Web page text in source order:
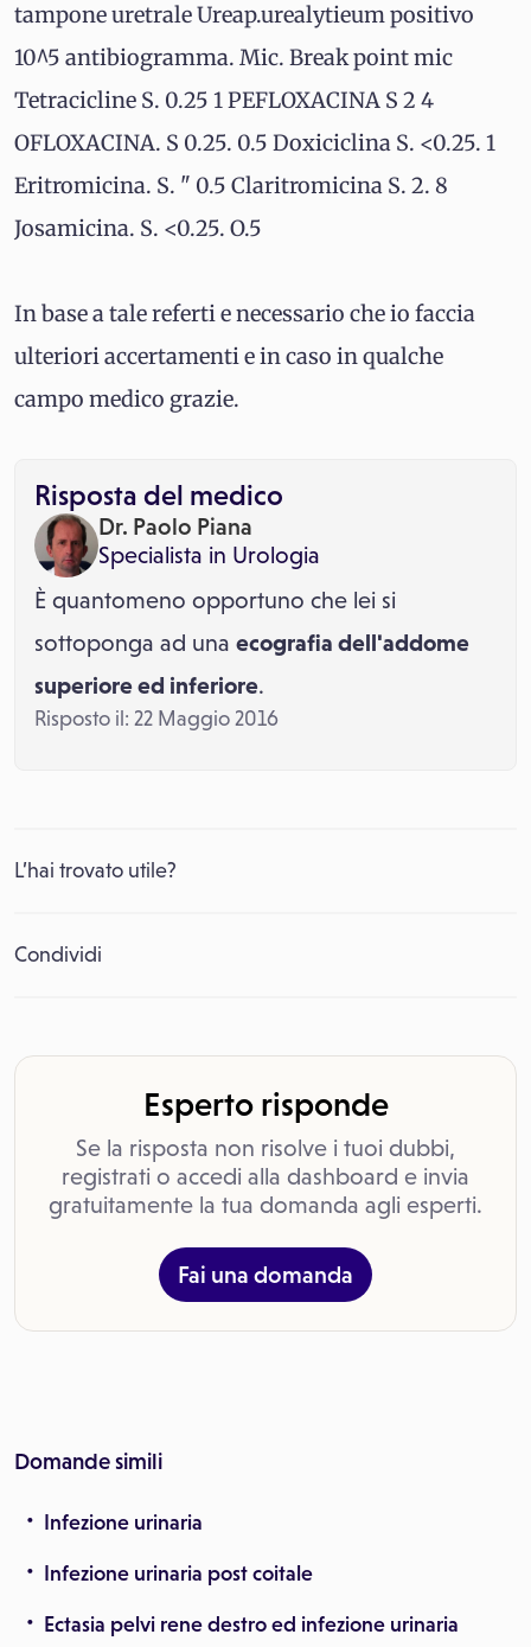
tampone uretrale Ureap.urealytieum positivo
10^5 antibiogramma. Mic. Break point mic
Tetracicline S. 0.25 1 PEFLOXACINA S 2 4
OFLOXACINA. S 0.25. 0.5 Doxiciclina S. <0.25. 1
Eritromicina. S. " 0.5 Claritromicina S. 2. 8
Josamicina. S. <0.25. O.5
In base a tale referti e necessario che io faccia
ulteriori accertamenti e in caso in qualche
campo medico grazie.
Risposta del medico
Dr. Paolo Piana
Specialista in Urologia
È quantomeno opportuno che lei si
sottoponga ad una ecografia dell'addome
superiore ed inferiore.
Risposto il: 22 Maggio 2016
L’hai trovato utile?
Condividi
Esperto risponde
Se la risposta non risolve i tuoi dubbi,
registrati o accedi alla dashboard e invia
gratuitamente la tua domanda agli esperti.
Fai una domanda
Domande simili
Infezione urinaria
Infezione urinaria post coitale
Ectasia pelvi rene destro ed infezione urinaria